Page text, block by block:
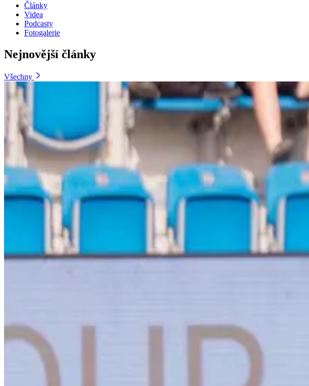
Články
Videa
Podcasty
Fotogalerie
Nejnovější články
Všechny